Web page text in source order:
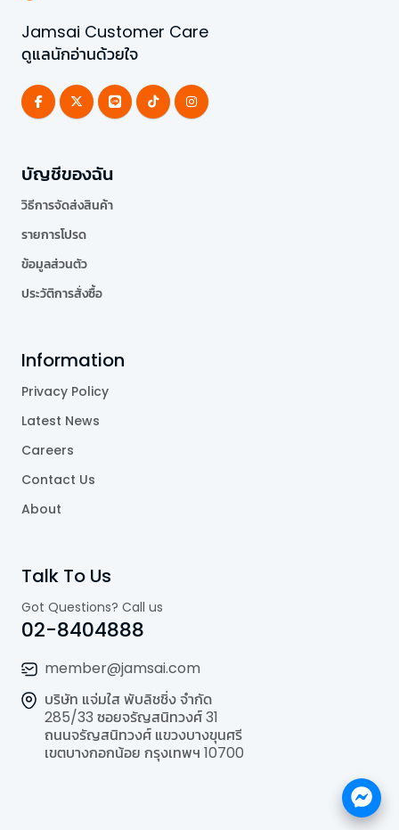
Jamsai Customer Care
ดูแลนักอ่านด้วยใจ
บัญชีของฉัน
วิธีการจัดส่งสินค้า
รายการโปรด
ข้อมูลส่วนตัว
ประวัติการสั่งซื้อ
Information
Privacy Policy
Latest News
Careers
Contact Us
About
Talk To Us
Got Questions? Call us
02-8404888
member@jamsai.com
บริษัท แจ่มใส พับลิชชิ่ง จำกัด
285/33 ซอยจรัญสนิทวงศ์ 31
ถนนจรัญสนิทวงศ์ แขวงบางขุนศรี
เขตบางกอกน้อย กรุงเทพฯ 10700